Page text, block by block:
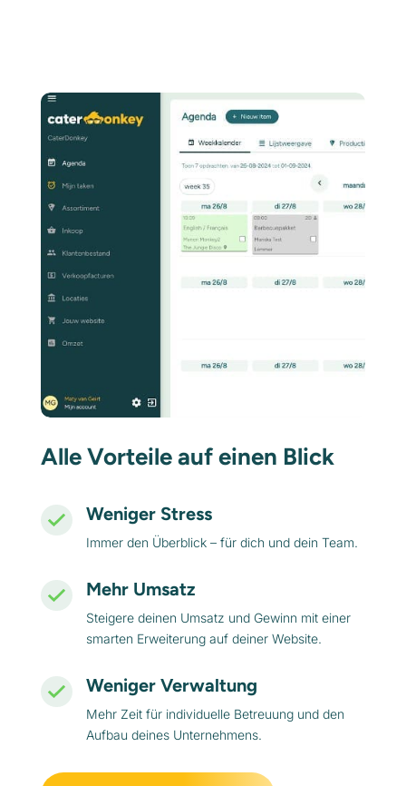
Alle Vorteile auf einen Blick
Weniger Stress
Immer den Überblick – für dich und dein Team.
Mehr Umsatz
Steigere deinen Umsatz und Gewinn mit einer
smarten Erweiterung auf deiner Website.
Weniger Verwaltung
Mehr Zeit für individuelle Betreuung und den
Aufbau deines Unternehmens.